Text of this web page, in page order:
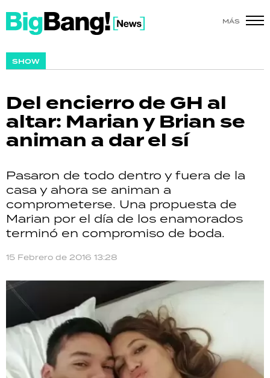
MÁS
SHOW
Del encierro de GH al
altar: Marian y Brian se
animan a dar el sí
Pasaron de todo dentro y fuera de la
casa y ahora se animan a
comprometerse. Una propuesta de
Marian por el día de los enamorados
terminó en compromiso de boda.
15 Febrero de 2016 13:28
SHOW
ACTUALIDAD
POLICIALES
ECONOMÍA
GRAN HERMANO
SALUD
DEPORTES
TECNOLOGÍA
RECETAS
PALABRAS